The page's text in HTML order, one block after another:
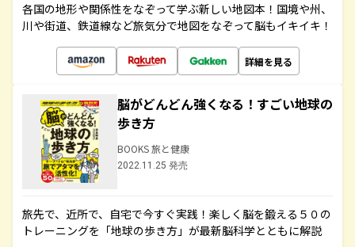
各国の地形や関係性をなぞって学ぶ新しい地図本！国境や州、
川や街道、鉄道線など旅気分で地図をなぞって脳もイキイキ！
詳細を見る
脳がどんどん強くなる！すごい地球の
歩き方
BOOKS 旅と健康
2022.11.25 発売
旅先で、近所で、自宅で今すぐ実践！楽しく脳を鍛える５０の
トレーニングを「地球の歩き方」が最新脳科学とともに解説